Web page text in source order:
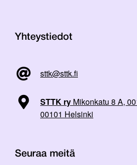
Yhteystiedot
sttk@sttk.fi
STTK ry Mikonkatu 8 A,
00101 Helsinki
Seuraa meitä